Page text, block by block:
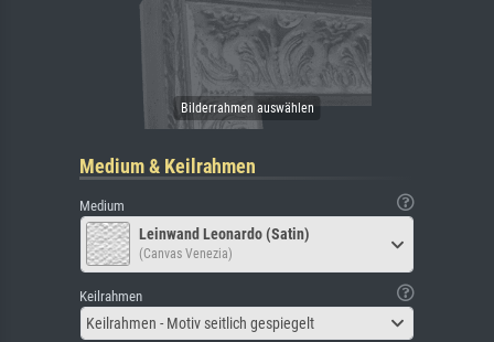
Medium & Keilrahmen
Medium
Leinwand Leonardo (Satin)
(Canvas Venezia)
Keilrahmen
Keilrahmen - Motiv seitlich gespiegelt